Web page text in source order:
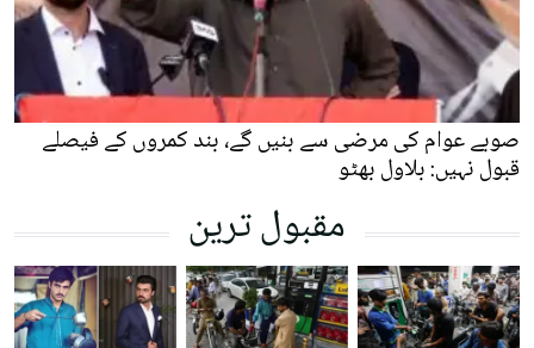
صوبے عوام کی مرضی سے بنیں گے، بند کمروں کے فیصلے
قبول نہیں: بلاول بھٹو
مقبول ترین